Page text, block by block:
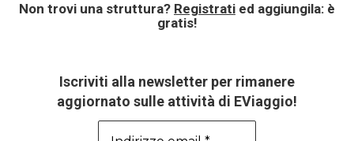
Non trovi una struttura? Registrati ed aggiungila: è
gratis!
Iscriviti alla newsletter per rimanere
aggiornato sulle attività di EViaggio!